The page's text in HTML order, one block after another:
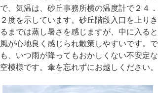
で、気温は、砂丘事務所横の温度計で２４．
２度を示しています。砂丘階段入口を上りき
るまでは蒸し暑さを感じますが、中に入ると
風が心地良く感じられ散策しやすいです。で
も、いつ雨が降ってもおかしくない不安定な
空模様です。傘を忘れずにお越しください。